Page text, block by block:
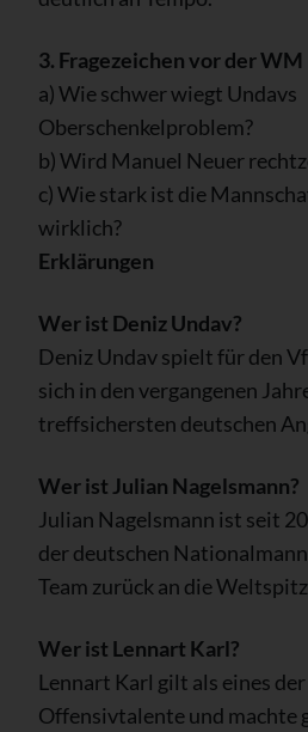
3. Fragezeichen vor der WM
a) Wie schwer wiegt Undavs
Oberschenkelproblem?
b) Wird Manuel Neuer
c) Wie stark ist die
wirklich?
Erklärungen
Wer ist Deniz Undav?
Deniz Undav spielt für den
sich in den vergangenen
treffsichersten deutschen
Wer ist Julian Nagelsmann?
Julian Nagelsmann ist seit
der deutschen
Team zurück an die
Wer ist Lennart Karl?
Lennart Karl gilt als eines
Offensivtalente und machte